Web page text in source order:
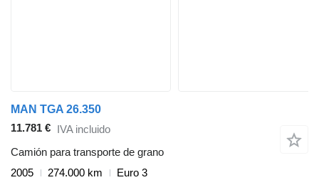
MAN TGA 26.350
11.781 € IVA incluido
Camión para transporte de grano
2005
274.000 km
Euro 3